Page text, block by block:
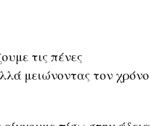
τις πένες
μειώνοντας τον χρόνο